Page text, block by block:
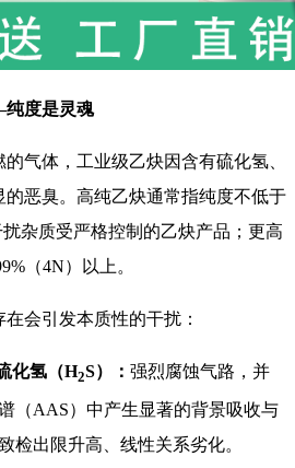
度是灵魂
气体，工业级乙炔因含有硫化氢、
恶臭。高纯乙炔通常指纯度不低于
杂质受严格控制的乙炔产品；更高
（4N）以上。
会引发本质性的干扰：
化氢（H2S）： 强烈腐蚀气路，并
（AAS）中产生显著的背景吸收与
检出限升高、线性关系劣化。